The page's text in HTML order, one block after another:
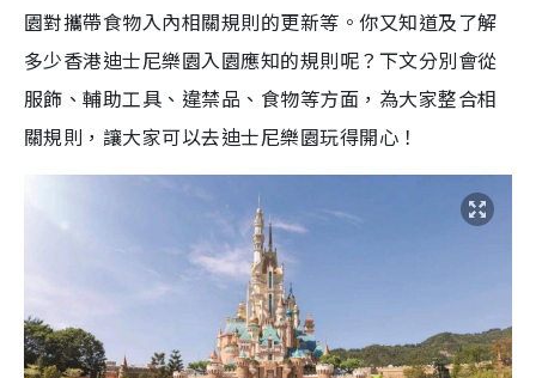
園對攜帶食物入內相關規則的更新等。你又知道及了解
多少香港迪士尼樂園入園應知的規則呢？下文分別會從
服飾、輔助工具、違禁品、食物等方面，為大家整合相
關規則，讓大家可以去迪士尼樂園玩得開心！